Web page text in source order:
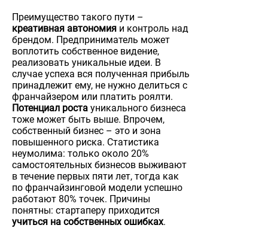
Преимущество такого пути –
креативная автономия и контроль над
брендом. Предприниматель может
воплотить собственное видение,
реализовать уникальные идеи. В
случае успеха вся полученная прибыль
принадлежит ему, не нужно делиться с
франчайзером или платить роялти.
Потенциал роста уникального бизнеса
тоже может быть выше. Впрочем,
собственный бизнес – это и зона
повышенного риска. Статистика
неумолима: только около 20%
самостоятельных бизнесов выживают
в течение первых пяти лет, тогда как
по франчайзинговой модели успешно
работают 80% точек. Причины
понятны: стартаперу приходится
учиться на собственных ошибках.